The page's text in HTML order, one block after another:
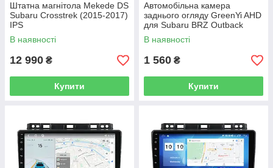
Штатна магнітола Mekede DS
Subaru Crosstrek (2015-2017)
IPS
В наявності
12 990 ₴
Купити
Автомобільна камера
заднього огляду GreenYi AHD
для Subaru BRZ Outback
Impreza XV Crosstrek Tribeca
В наявності
1 560 ₴
Купити